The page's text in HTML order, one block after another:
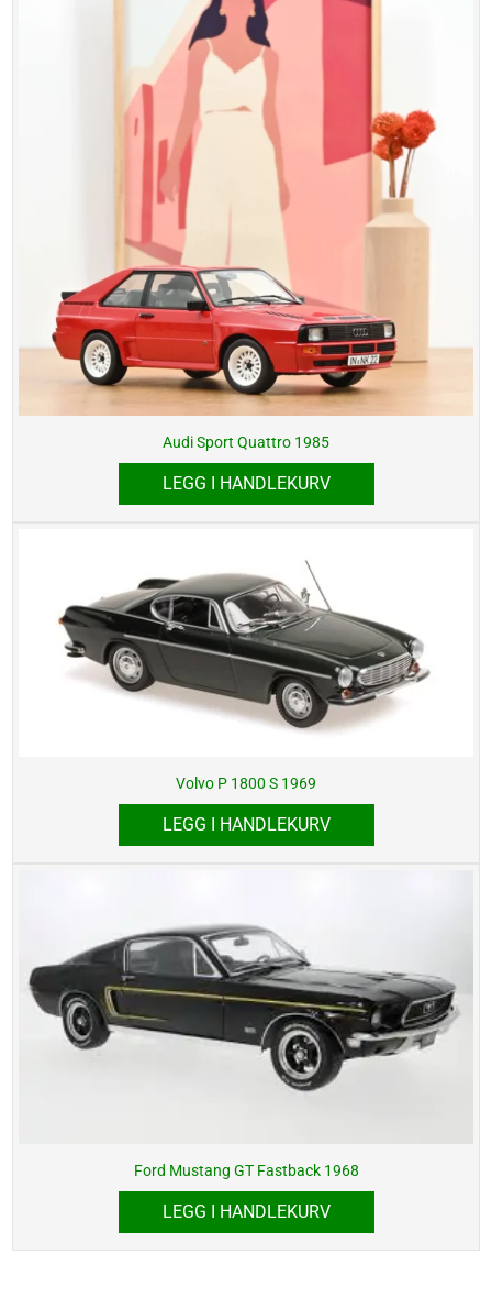
Audi Sport Quattro 1985
LEGG I HANDLEKURV
Volvo P 1800 S 1969
LEGG I HANDLEKURV
Ford Mustang GT Fastback 1968
LEGG I HANDLEKURV